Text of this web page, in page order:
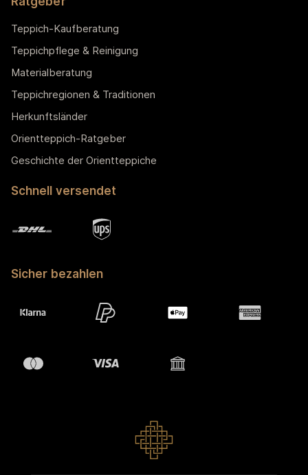
Teppich-Kaufberatung
Teppichpflege & Reinigung
Materialberatung
Teppichregionen & Traditionen
Herkunftsländer
Orientteppich-Ratgeber
Geschichte der Orientteppiche
Schnell versendet
Sicher bezahlen